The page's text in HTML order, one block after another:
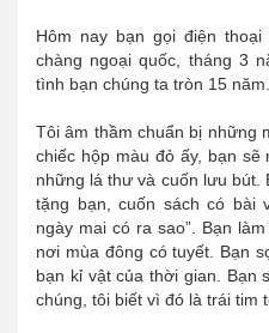
Hôm nay bạn gọi điện
chàng ngoại quốc, tháng 3
tình bạn chúng ta tròn 15 năm.
Tôi âm thầm chuẩn bị những
chiếc hộp màu đỏ ấy, bạn
những lá thư và cuốn lưu bút.
tặng bạn, cuốn sách có bài
ngày mai có ra sao”. Bạn
nơi mùa đông có tuyết. Bạn
bạn kỉ vật của thời gian. Bạn
chúng, tôi biết vì đó là trái tim